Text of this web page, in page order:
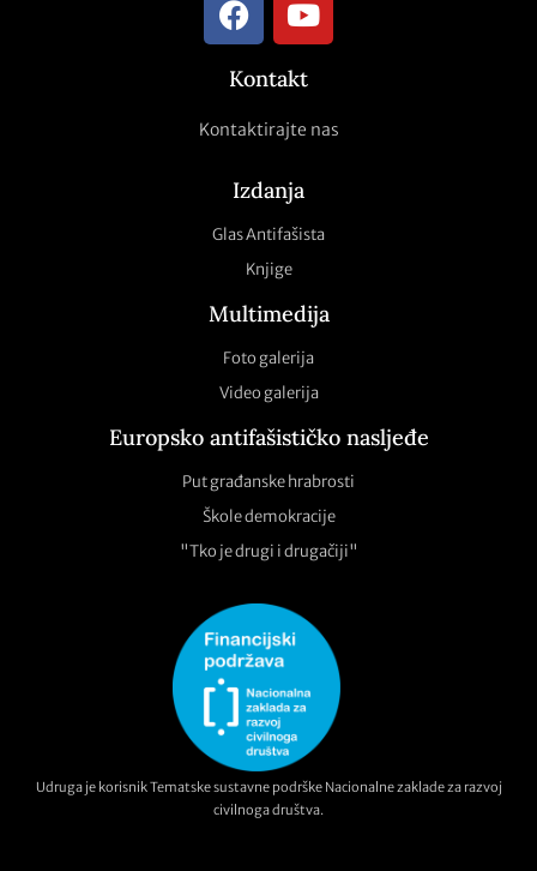
Kontakt
Kontaktirajte nas
Izdanja
Glas Antifašista
Knjige
Multimedija
Foto galerija
Video galerija
Europsko antifašističko nasljeđe
Put građanske hrabrosti
Škole demokracije
"Tko je drugi i drugačiji"
Udruga je korisnik Tematske sustavne podrške Nacionalne zaklade za razvoj
civilnoga društva.